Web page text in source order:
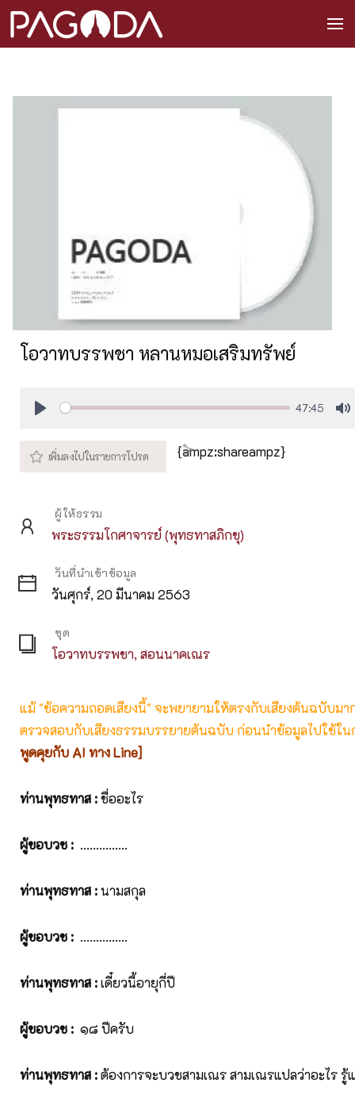
โอวาทบรรพชา หลานหมอเสริมทรัพย์
47:45
{ampz:shareampz}
ผู้ให้ธรรม
พระธรรมโกศาจารย์ (พุทธทาสภิกขุ)
วันที่นำเข้าข้อมูล
วันศุกร์, 20 มีนาคม 2563
ชุด
โอวาทบรรพชา, สอนนาคเณร
แม้ "ข้อความถอดเสียงนี้" จะพยายามให้ตรงกับเสียงต้นฉบับม
ตรวจสอบกับเสียงธรรมบรรยายต้นฉบับ ก่อนนำข้อมูลไปใช้ใน
พูดคุยกับ AI ทาง Line]
ท่านพุทธทาส :ชื่ออะไร
ผู้ขอบวช : ...............
ท่านพุทธทาส :นามสกุล
ผู้ขอบวช : ...............
ท่านพุทธทาส :เดี๋ยวนี้อายุกี่ปี
ผู้ขอบวช : ๑๘ ปีครับ
ท่านพุทธทาส :ต้องการจะบวชสามเณร สามเณรแปลว่าอะไร รู้